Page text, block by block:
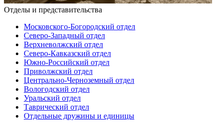
Отделы и представительства
Московского-Богородский отдел
Северо-Западный отдел
Верхневолжский отдел
Северо-Кавказский отдел
Южно-Российский отдел
Приволжский отдел
Центрально-Черноземный отдел
Вологодский отдел
Уральский отдел
Таврический отдел
Отдельные дружины и единицы